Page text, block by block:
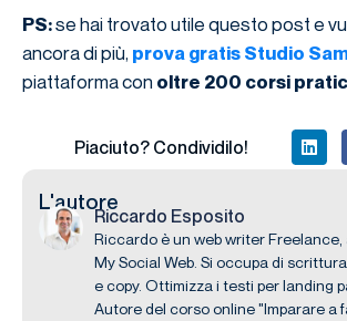
PS:se hai trovato utile questo post e
ancora di più, prova gratis Studio
piattaforma con oltre 200 corsi
Piaciuto? Condividilo!
L'autore
Riccardo Esposito
Riccardo è un web writer Freelance,
My Social Web. Si occupa di
e copy. Ottimizza i testi per landing
Autore del corso online "Imparare a